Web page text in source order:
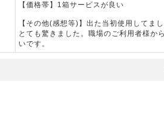
【価格帯】1箱サービスが良い
【その他(感想等)】出た当初使用して
とても驚きました。職場のご利用者様
いです。